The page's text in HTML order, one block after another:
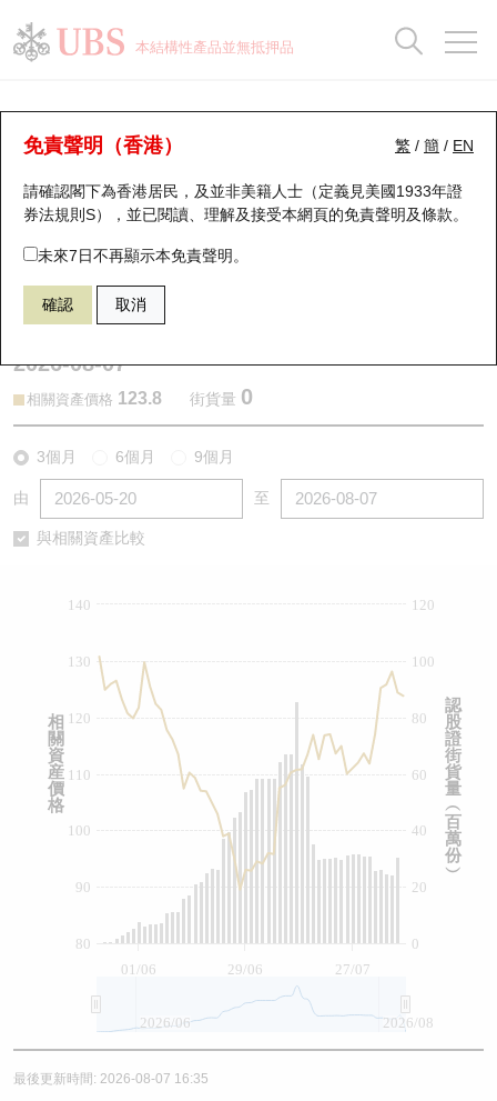
本結構性產品並無抵押品
繁 / 簡 / EN
免責聲明（香港）
請確認閣下為香港居民，及並非美籍人士（定義見美國1933年證
券法規則S），並已閱讀、理解及接受本網頁的免責聲明及條款。
未來7日不再顯示本免責聲明。
確認 取消
認股證分析儀
表現 街貨統計 比較
29324 瑞銀認購 9988 阿里巴巴
2026-08-07
相關資產價格 123.8 街貨量 0
3個月 6個月 9個月
由 至
與相關資產比較
01/06 29/06 27/07
0
20
40
60
80
100
120
80
90
100
110
120
130
140
2026/06 2026/08
認
股
證
街
貨
量
︵
百
萬
份
︶
相
關
資
産
價
格
最後更新時間: 2026-08-07 16:35
瑞銀認股證一覽
新發行瑞銀認股證
即將到期認股證
認股證到期結算價查詢
認股證分析儀
認股證/牛熊證日誌
街貨統計
比較
牛熊全景快搜
牛熊證搜尋
牛熊證街貨分佈圖
正股牛熊證列表
新發行瑞銀牛熊證
牛熊證到期結算價查詢
牛熊證文件及公告
牛熊證文件及公告 (瑞信)
街貨統計
比較
十大升幅/跌幅
十大認股證成交分佈
十天股證佔大市成交
資金流
街貨統計
正股分析儀
二十大活躍股份
恒指成份股
國指成份股
科指成份股
中資ETFs溢價比較
收市競價變化
持股比重
顯示所有持股比重
每月輪證大市專題
輪證專欄
講座及教育短片
認股證投資者教育
牛熊證投資者教育